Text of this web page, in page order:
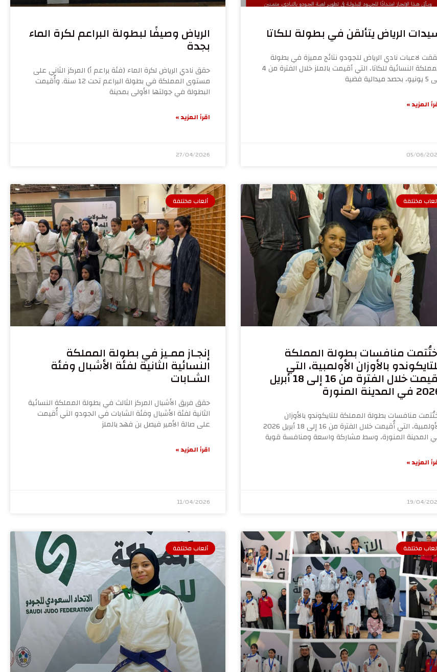
الرياض يتألقن في بطولة للكاتا
لاعبات نادي الرياض للجودو نتائج مميزة في بطولة
المملكة النسائية للكاتا، التي أقيمت بالملز خلال الفترة من 4
فضية
المزيد »
05/06/
الرياض وصيفًا لبطولة البراعم لكرة الماء
بجدة
حقق نادي الرياض لكرة الماء (فئة براعم أ) المركز الثاني على
مستوى المملكة في بطولة البراعم تحت 12 سنة. وأُقيمت
البطولة في جولتها الأولى بمدينة
اقرأ المزيد »
27/04/2026
مختلفة
منافسات بطولة المملكة
بالأوزان الأولمبية، التي
أُقيمت خلال الفترة من 16 إلى 18 أبريل
المدينة المنورة
منافسات بطولة المملكة للتايكوندو بالأوزان
الأولمبية، التي أُقيمت خلال الفترة من 16 إلى 18 أبريل 2026
المدينة المنورة، وسط مشاركة واسعة ومنافسة قوية
المزيد »
19/04/
ألعاب مختلفة
إنجـاز ممـيز في بطولة المملكة
النسائية الثانية لفئة الأشبال وفئة
الشـابات
حقق فريق الأشبال المركز الثالث في بطولة المملكة النسائية
الثانية لفئة الأشبال وفئة الشابات في الجودو التي أُقيمت
على صالة الأمير فيصل بن فهد بالملز
اقرأ المزيد »
11/04/2026
مختلفة ألعاب مختلفة